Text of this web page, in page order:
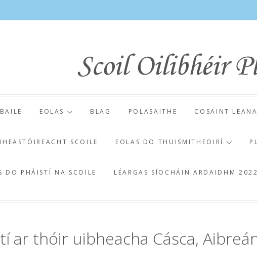
BAILE EOLAS BLAG POLASAITHE COSAINT
SCOILE EOLAS DO THUISMITHEOIRÍ
DO PHÁISTÍ NA SCOILE LÉARGAS SÍOCHÁIN ARDAIDHM
ar thóir uibheacha Cásca,